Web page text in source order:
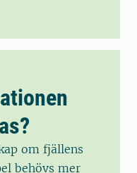
om fjällens
behövs mer